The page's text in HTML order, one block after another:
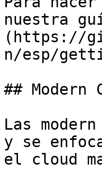
nuestra
(https://
n/esp/
## Modern
Las
y se
el cloud